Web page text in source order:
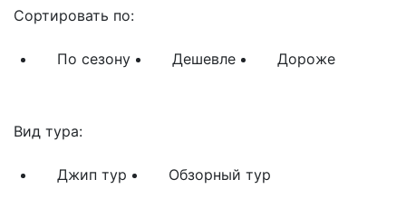
Сортировать по:
По cезону Дешевле Дороже
Вид тура:
Джип тур Обзорный тур